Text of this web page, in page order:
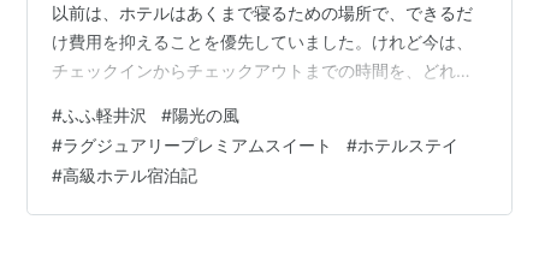
以前は、ホテルはあくまで寝るための場所で、できるだ
け費用を抑えることを優先していました。けれど今は、
チェックインからチェックアウトまでの時間を、どれだ
す。 今回訪れたのは、ふふ 軽井沢 陽光の風。軽井沢の
自然に包まれながら、滞在そのものを楽しめる宿です。
宿泊したのは「ラグジュアリープレミアムスイート（ツ
イン）」。夕食は、この宿ならではの新しい日本料理を
#ふふ軽井沢 #陽光の風
#ラグジュアリープレミアムスイート #ホテルステイ
#高級ホテル宿泊記